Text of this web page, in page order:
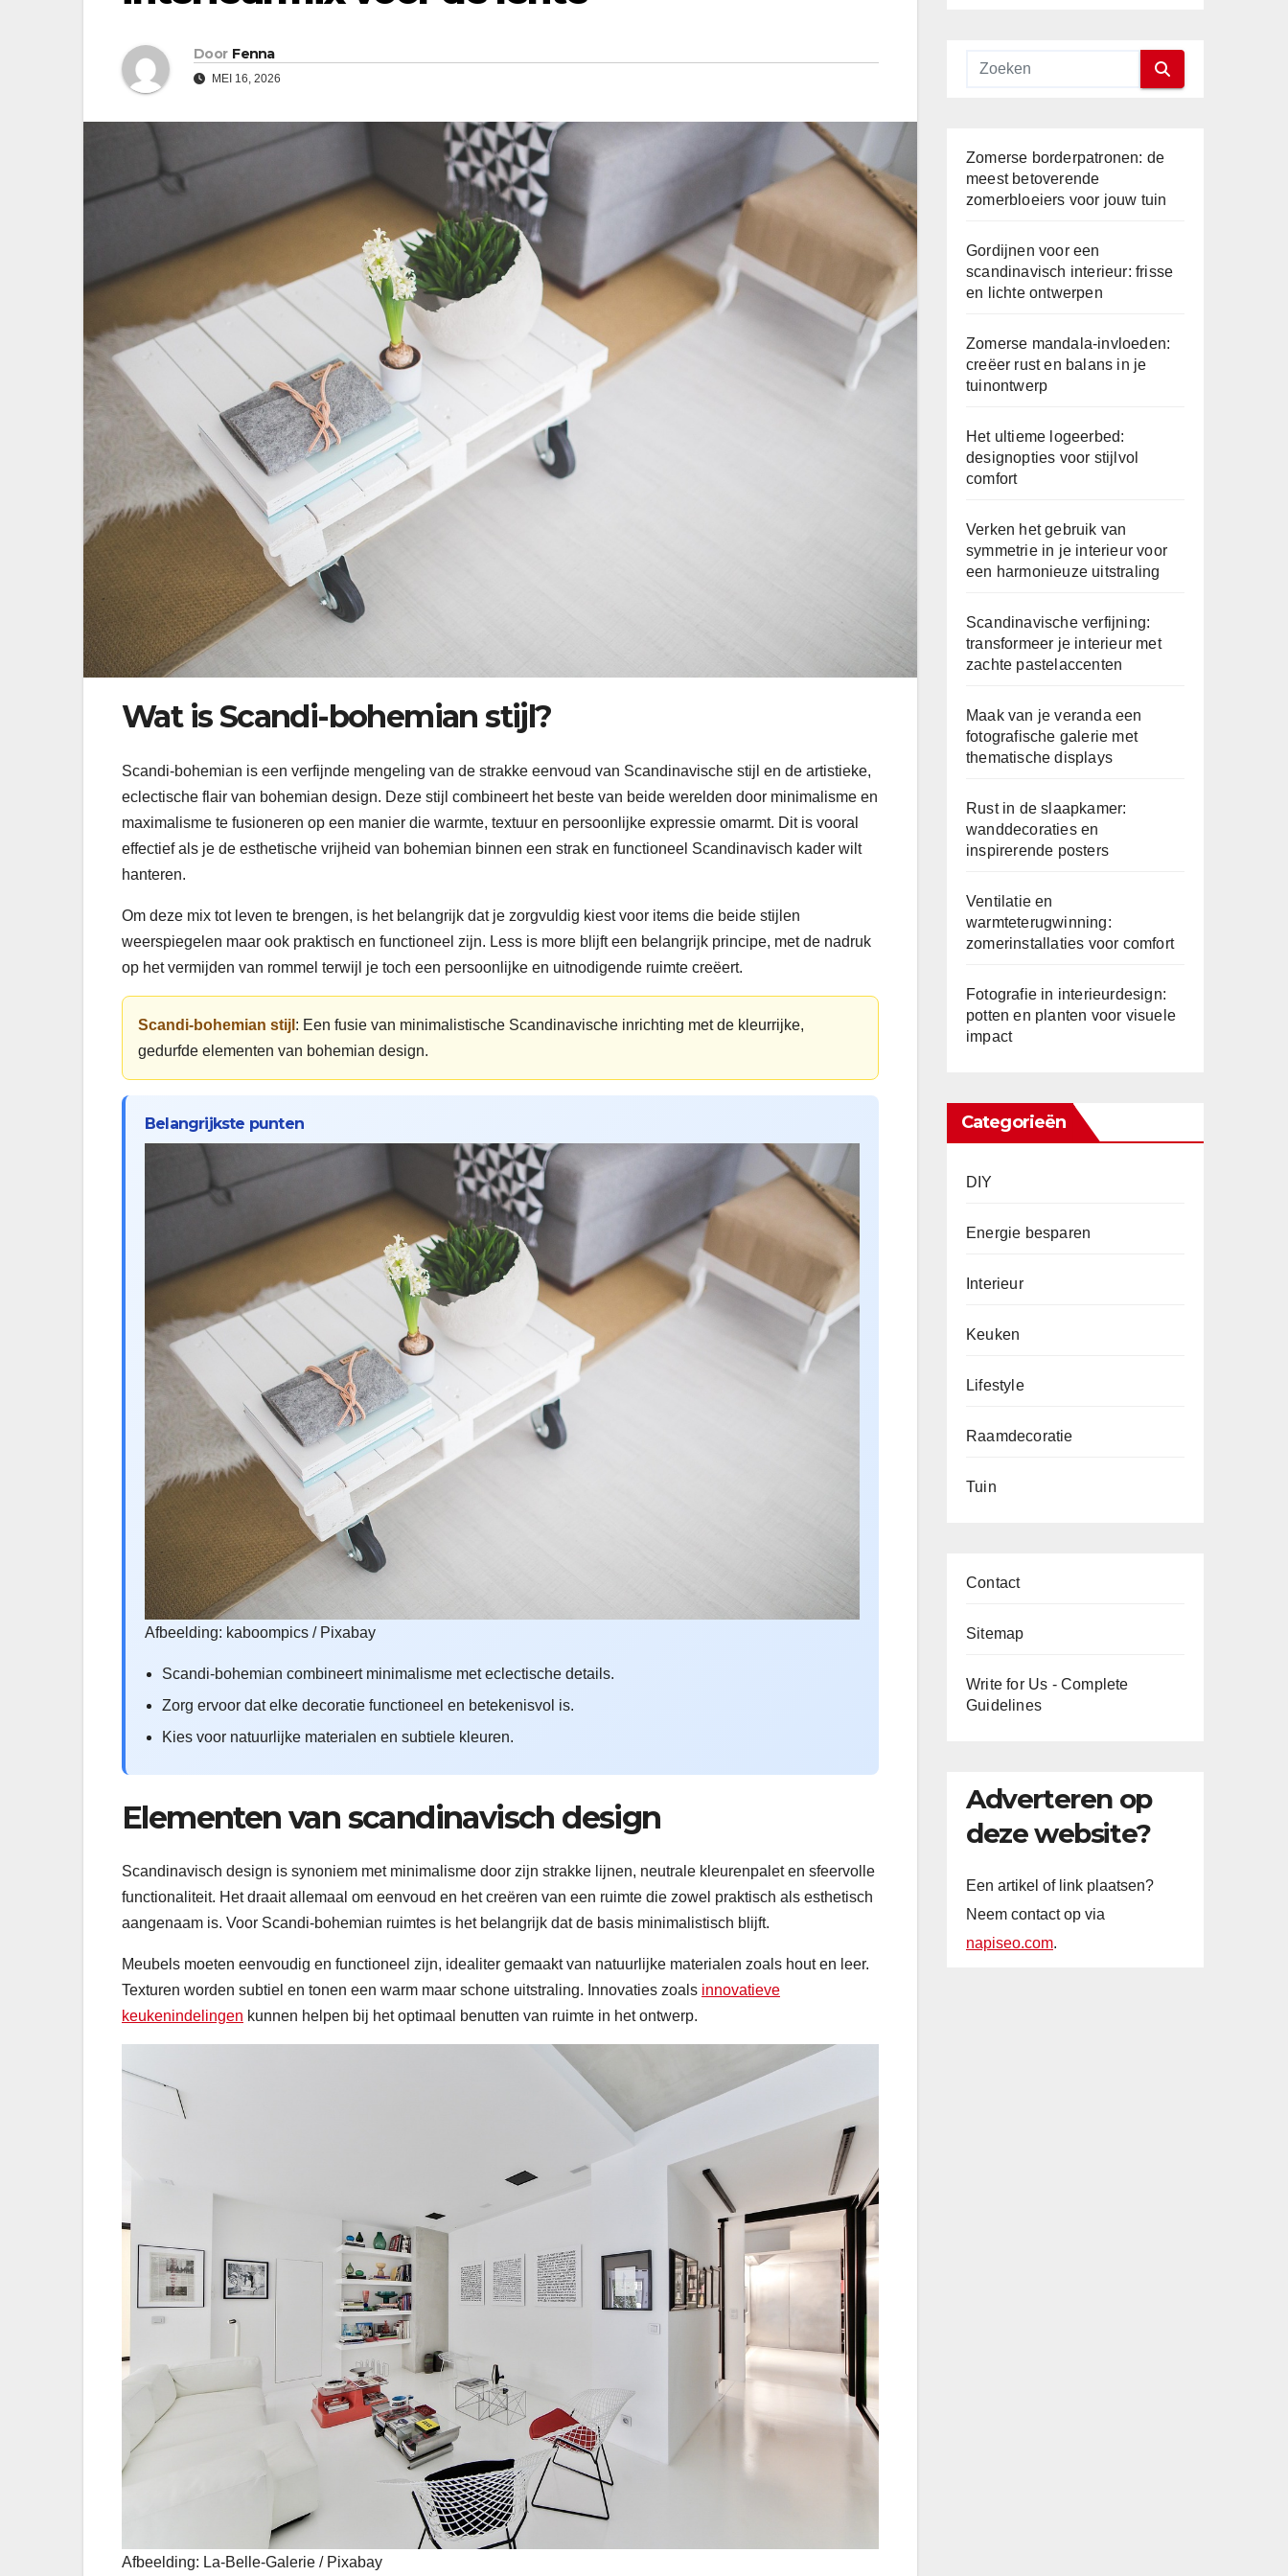
Door Fenna
MEI 16, 2026
Wat is Scandi-bohemian stijl?
Scandi-bohemian is een verfijnde mengeling van de strakke eenvoud van Scandinavische stijl en de artistieke,
eclectische flair van bohemian design. Deze stijl combineert het beste van beide werelden door minimalisme en
maximalisme te fusioneren op een manier die warmte, textuur en persoonlijke expressie omarmt. Dit is vooral
effectief als je de esthetische vrijheid van bohemian binnen een strak en functioneel Scandinavisch kader wilt
hanteren.
Om deze mix tot leven te brengen, is het belangrijk dat je zorgvuldig kiest voor items die beide stijlen
weerspiegelen maar ook praktisch en functioneel zijn. Less is more blijft een belangrijk principe, met de nadruk
op het vermijden van rommel terwijl je toch een persoonlijke en uitnodigende ruimte creëert.
Scandi-bohemian stijl : Een fusie van minimalistische Scandinavische inrichting met de kleurrijke,
gedurfde elementen van bohemian design.
Belangrijkste punten
Afbeelding: kaboompics / Pixabay
Scandi-bohemian combineert minimalisme met eclectische details.
Zorg ervoor dat elke decoratie functioneel en betekenisvol is.
Kies voor natuurlijke materialen en subtiele kleuren.
Elementen van scandinavisch design
Scandinavisch design is synoniem met minimalisme door zijn strakke lijnen, neutrale kleurenpalet en sfeervolle
functionaliteit. Het draait allemaal om eenvoud en het creëren van een ruimte die zowel praktisch als esthetisch
aangenaam is. Voor Scandi-bohemian ruimtes is het belangrijk dat de basis minimalistisch blijft.
Meubels moeten eenvoudig en functioneel zijn, idealiter gemaakt van natuurlijke materialen zoals hout en leer.
Texturen worden subtiel en tonen een warm maar schone uitstraling. Innovaties zoals innovatieve
keukenindelingen kunnen helpen bij het optimaal benutten van ruimte in het ontwerp.
Afbeelding: La-Belle-Galerie / Pixabay
Zomerse borderpatronen: de
meest betoverende
zomerbloeiers voor jouw tuin
Gordijnen voor een
scandinavisch interieur: frisse
en lichte ontwerpen
Zomerse mandala-invloeden:
creëer rust en balans in je
tuinontwerp
Het ultieme logeerbed:
designopties voor stijlvol
comfort
Verken het gebruik van
symmetrie in je interieur voor
een harmonieuze uitstraling
Scandinavische verfijning:
transformeer je interieur met
zachte pastelaccenten
Maak van je veranda een
fotografische galerie met
thematische displays
Rust in de slaapkamer:
wanddecoraties en
inspirerende posters
Ventilatie en
warmteterugwinning:
zomerinstallaties voor comfort
Fotografie in interieurdesign:
potten en planten voor visuele
impact
Categorieën
DIY
Energie besparen
Interieur
Keuken
Lifestyle
Raamdecoratie
Tuin
Contact
Sitemap
Write for Us - Complete
Guidelines
Adverteren op
deze website?
Een artikel of link plaatsen?
Neem contact op via
napiseo.com.